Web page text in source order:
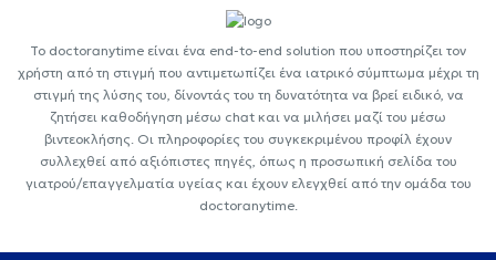
Το doctoranytime είναι ένα end-to-end solution που υποστηρίζει τον
χρήστη από τη στιγμή που αντιμετωπίζει ένα ιατρικό σύμπτωμα μέχρι τη
στιγμή της λύσης του, δίνοντάς του τη δυνατότητα να βρεί ειδικό, να
ζητήσει καθοδήγηση μέσω chat και να μιλήσει μαζί του μέσω
βιντεοκλήσης. Οι πληροφορίες του συγκεκριμένου προφίλ έχουν
συλλεχθεί από αξιόπιστες πηγές, όπως η προσωπική σελίδα του
γιατρού/επαγγελματία υγείας και έχουν ελεγχθεί από την ομάδα του
doctoranytime.